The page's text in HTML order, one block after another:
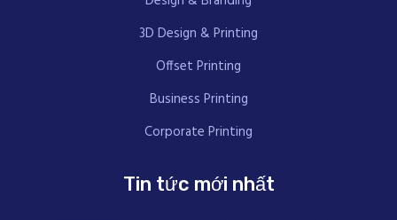
3D Design & Printing
Offset Printing
Business Printing
Corporate Printing
Tin tức mới nhất